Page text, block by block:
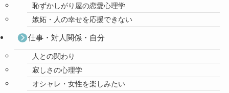
恥ずかしがり屋の恋愛心理学
嫉妬・人の幸せを応援できない
仕事・対人関係・自分
人との関わり
寂しさの心理学
オシャレ・女性を楽しみたい